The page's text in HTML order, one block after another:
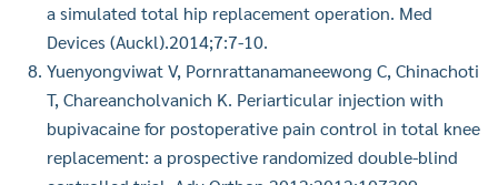
ค้นหา
a simulated total hip replacement operation. Med
Devices (Auckl).2014;7:7-10.
Yuenyongviwat V, Pornrattanamaneewong C, Chinachoti
T, Chareancholvanich K. Periarticular injection with
bupivacaine for postoperative pain control in total knee
replacement: a prospective randomized double-blind